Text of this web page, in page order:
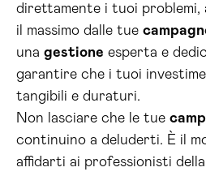
direttamente i tuoi
il massimo dalle tue
una gestione esperta e
garantire che i tuoi
tangibili e duraturi.
Non lasciare che le tue
continuino a deluderti. È il
affidarti ai professionisti